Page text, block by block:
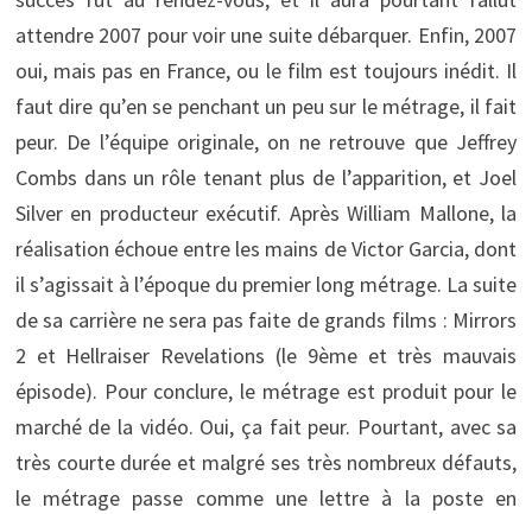
attendre 2007 pour voir une suite débarquer. Enfin, 2007
oui, mais pas en France, ou le film est toujours inédit. Il
faut dire qu’en se penchant un peu sur le métrage, il fait
peur. De l’équipe originale, on ne retrouve que Jeffrey
Combs dans un rôle tenant plus de l’apparition, et Joel
Silver en producteur exécutif. Après William Mallone, la
réalisation échoue entre les mains de Victor Garcia, dont
il s’agissait à l’époque du premier long métrage. La suite
de sa carrière ne sera pas faite de grands films : Mirrors
2 et Hellraiser Revelations (le 9ème et très mauvais
épisode). Pour conclure, le métrage est produit pour le
marché de la vidéo. Oui, ça fait peur. Pourtant, avec sa
très courte durée et malgré ses très nombreux défauts,
le métrage passe comme une lettre à la poste en